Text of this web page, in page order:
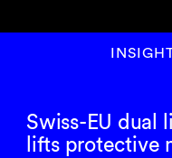
Swiss-EU dual
lifts protective